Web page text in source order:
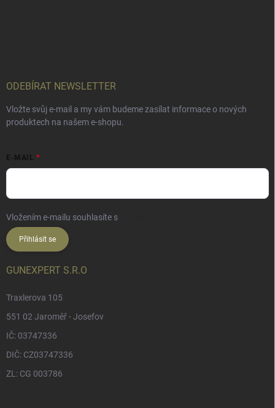
ODEBÍRAT NEWSLETTER
Vložte svůj e-mail a my vám budeme zasílat informace o nových
produktech na našem e-shopu.
E-MAIL
Vložením e-mailu souhlasíte s
Přihlásit se
GUNEXPERT S.R.O
Traxlerova 105
551 02 Jaroměř - Josefov
IČ: 03747336
DIČ: CZ03747336
ZL: CG 003786